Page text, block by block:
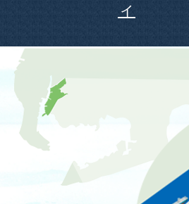
ィ